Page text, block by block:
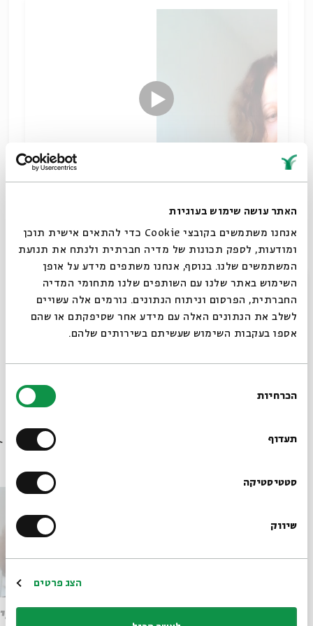
האתר עושה שימוש בעוגיות
אנחנו משתמשים בקובצי Cookie כדי להתאים אישית תוכן
ומודעות, לספק תכונות של מדיה חברתית ולנתח את תנועת
המשתמשים שלנו. בנוסף, אנחנו משתפים מידע על אופן
השימוש באתר שלנו עם השותפים שלנו מתחומי המדיה
החברתית, הפרסום וניתוח הנתונים. גורמים אלה עשויים
לשלב את הנתונים האלה עם מידע אחר שסיפקתם או שהם
אספו בעקבות השימוש שעשיתם בשירותים שלהם.
הסכמה
הכרחיות
תעדוף
סטטיסטיקה
שיווק
הצג פרטים
הנסיון לשלב בין קורבן הפסח לחג המצות מתחיל כבר
בתורה עצמה, לא תמיד בהצלחה גדולה.
הצלה וגאולה
שיתוף
פסח
סגור